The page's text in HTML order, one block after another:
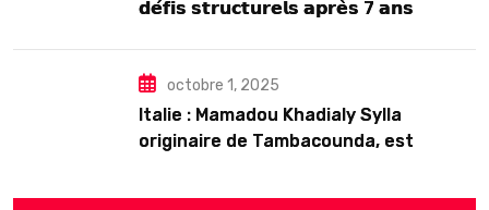
𝗱𝗲́𝗳𝗶𝘀 𝘀𝘁𝗿𝘂𝗰𝘁𝘂𝗿𝗲𝗹𝘀 𝗮𝗽𝗿𝗲̀𝘀 7 𝗮𝗻𝘀
octobre 1, 2025
Italie : Mamadou Khadialy Sylla
originaire de Tambacounda, est
arrestation